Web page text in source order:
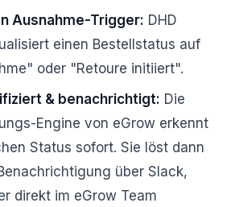
Ausnahme-Trigger: DHD
einen Bestellstatus auf
oder "Retoure initiiert".
& benachrichtigt: Die
Engine von eGrow erkennt
Status sofort. Sie löst dann
über Slack,
direkt im eGrow Team